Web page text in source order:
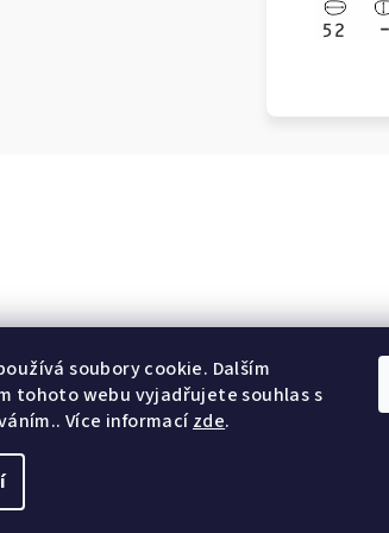
soubory cookie. Dalším
tohoto webu vyjadřujete souhlas s
Více informacízde.